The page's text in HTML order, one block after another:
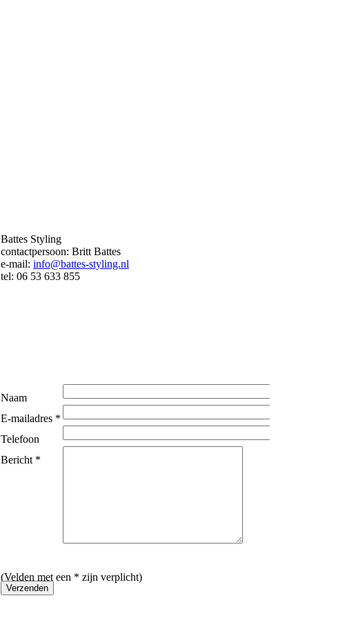
Battes Styling
contactpersoon: Britt Battes
e-mail: info@battes-styling.nl
tel: 06 53 633 855
Naam
E-mailadres *
Telefoon
Bericht *
(Velden met een * zijn verplicht)